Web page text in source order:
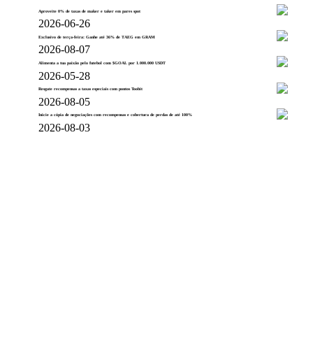
Aproveite 0% de taxas de maker e taker em pares spot
2026-06-26
Exclusivo de terça-feira: Ganhe até 36% de TAEG em GRAM
2026-08-07
Alimenta a tua paixão pelo futebol com $GOAL por 1.000.000 USDT
2026-05-28
Resgate recompensas a taxas especiais com pontos Toobit
2026-08-05
Inicie a cópia de negociações com recompensas e cobertura de perdas de até 100%
2026-08-03